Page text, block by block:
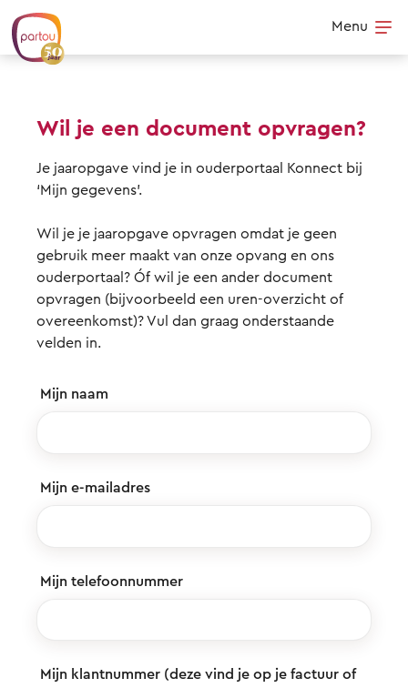
Skip to content
Menu
Wil je een document opvragen?
Je jaaropgave vind je in ouderportaal Konnect bij
‘Mijn gegevens’.
Wil je je jaaropgave opvragen omdat je geen
gebruik meer maakt van onze opvang en ons
ouderportaal? Óf wil je een ander document
opvragen (bijvoorbeeld een uren-overzicht of
overeenkomst)? Vul dan graag onderstaande
velden in.
Mijn naam
Mijn e-mailadres
Mijn telefoonnummer
Mijn klantnummer (deze vind je op je factuur of